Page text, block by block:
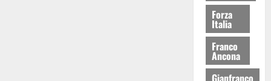
Forza
Italia
Franco
Ancona
Gianfranco